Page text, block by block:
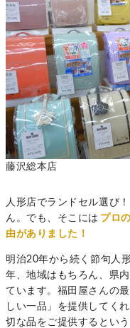
藤沢総本店
人形店でランドセル選び
ん。でも、そこには プロ
由がありました！
明治20年から続く節句人
年、地域はもちろん、県
ています。福田屋さんの
しい一品」を提供してく
切な品をご提供するとい